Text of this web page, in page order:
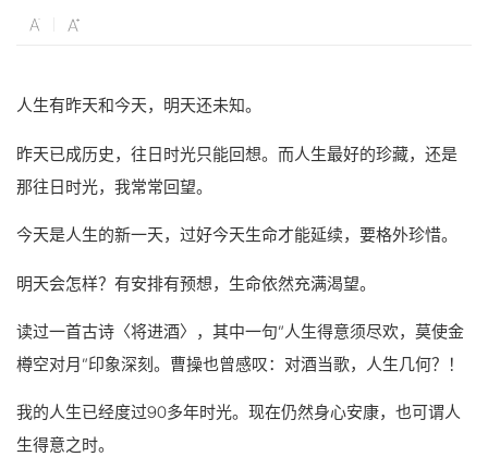
人生有昨天和今天，明天还未知。
昨天已成历史，往日时光只能回想。而人生最好的珍藏，还是
那往日时光，我常常回望。
今天是人生的新一天，过好今天生命才能延续，要格外珍惜。
明天会怎样？有安排有预想，生命依然充满渴望。
读过一首古诗〈将进酒〉，其中一句”人生得意须尽欢，莫使金
樽空对月”印象深刻。曹操也曾感叹：对酒当歌，人生几何？！
我的人生已经度过90多年时光。现在仍然身心安康，也可谓人
生得意之时。